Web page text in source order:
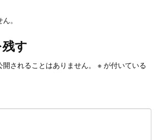
。
す
されることはありません。 ※ が付いている